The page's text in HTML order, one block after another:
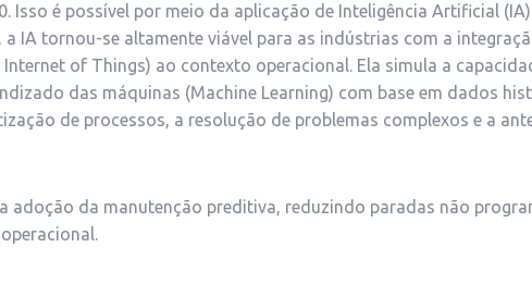
Isso é possível por meio da aplicação de Inteligência Artificial
a IA tornou-se altamente viável para as indústrias com a
of Things) ao contexto operacional. Ela simula a
das máquinas (Machine Learning) com base em dados
de processos, a resolução de problemas complexos e a
adoção da manutenção preditiva, reduzindo paradas não